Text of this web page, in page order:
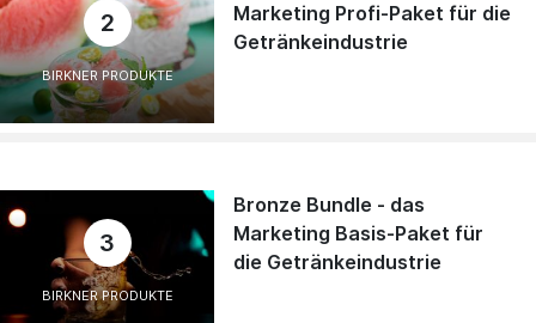
2
BIRKNER PRODUKTE
Marketing Profi-Paket für die
Getränkeindustrie
3
BIRKNER PRODUKTE
Bronze Bundle - das
Marketing Basis-Paket für
die Getränkeindustrie